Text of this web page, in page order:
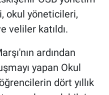
okul yöneticileri,
veliler katıldı.
ardından
yapan Okul
dört yıllık